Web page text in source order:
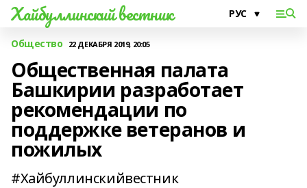
Хайбуллинский вестник
Общество 22 ДЕКАБРЯ 2019, 20:05
Общественная палата
Башкирии разработает
рекомендации по
поддержке ветеранов и
пожилых
#Хайбуллинскийвестник